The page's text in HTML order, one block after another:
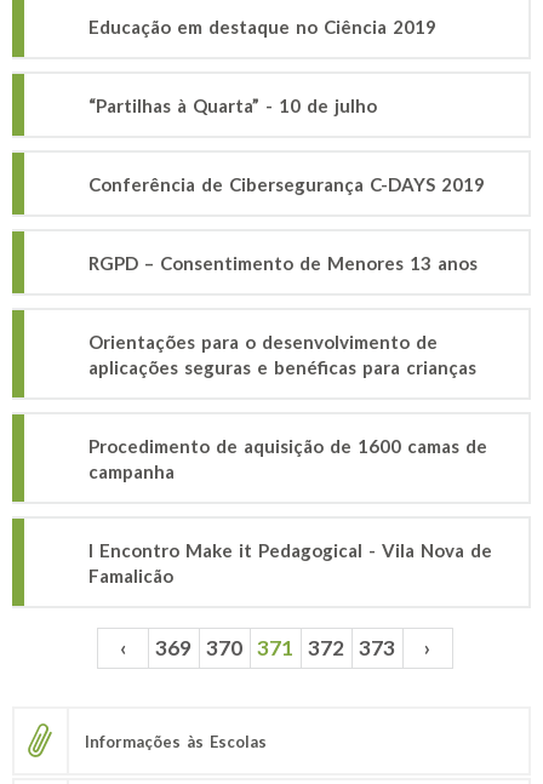
Educação em destaque no Ciência 2019
“Partilhas à Quarta” - 10 de julho
Conferência de Cibersegurança C-DAYS 2019
RGPD – Consentimento de Menores 13 anos
Orientações para o desenvolvimento de
aplicações seguras e benéficas para crianças
Procedimento de aquisição de 1600 camas de
campanha
I Encontro Make it Pedagogical - Vila Nova de
Famalicão
Páginas ‹ 369 370 371 372 373 ›
Informações às Escolas